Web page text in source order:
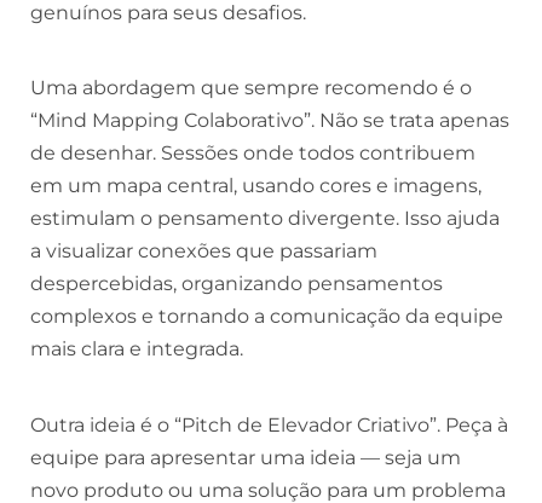
genuínos para seus desafios.
Uma abordagem que sempre recomendo é o
“Mind Mapping Colaborativo”. Não se trata apenas
de desenhar. Sessões onde todos contribuem
em um mapa central, usando cores e imagens,
estimulam o pensamento divergente. Isso ajuda
a visualizar conexões que passariam
despercebidas, organizando pensamentos
complexos e tornando a comunicação da equipe
mais clara e integrada.
Outra ideia é o “Pitch de Elevador Criativo”. Peça à
equipe para apresentar uma ideia — seja um
novo produto ou uma solução para um problema